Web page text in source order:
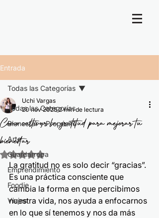
Entrada
Todas las Categorías
Bienestar y Propósito
Arte
Guardarropa
Emprendimiento
Foodie
Viajes
Todas las Categorías
Cómo cultivar la gratitud para mejorar tu
bienestar
Uchi Vargas
20 nov 2025 2 min de lectura
Obtuvo NaN de 5 estrellas.
La gratitud no es solo decir “gracias”.
Es una práctica consciente que
cambia la forma en que percibimos
nuestra vida, nos ayuda a enfocarnos
en lo que sí tenemos y nos da más